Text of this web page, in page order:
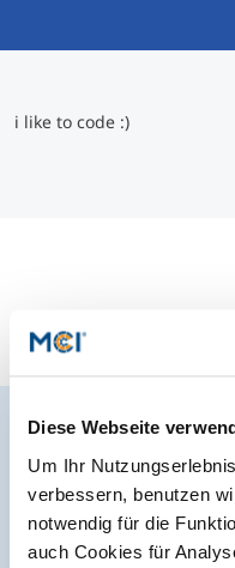
Diese Webseite
Um Ihr
verbessern, benutzen
notwendig für die
auch Cookies für
Micro Degrees
Micro Credentials
Maßgeschneiderte
i like to code :)
Der MCI
Jederzeit up-to-date und
entscheidenden Schritt